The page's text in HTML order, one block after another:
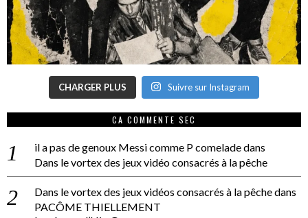
CHARGER PLUS Suivre sur Instagram
CA COMMENTE SEC
il a pas de genoux Messi comme P comeladedans
Dans le vortex des jeux vidéo consacrés à la pêche
Dans le vortex des jeux vidéos consacrés à la pêchedans
PACÔME THIELLEMENT